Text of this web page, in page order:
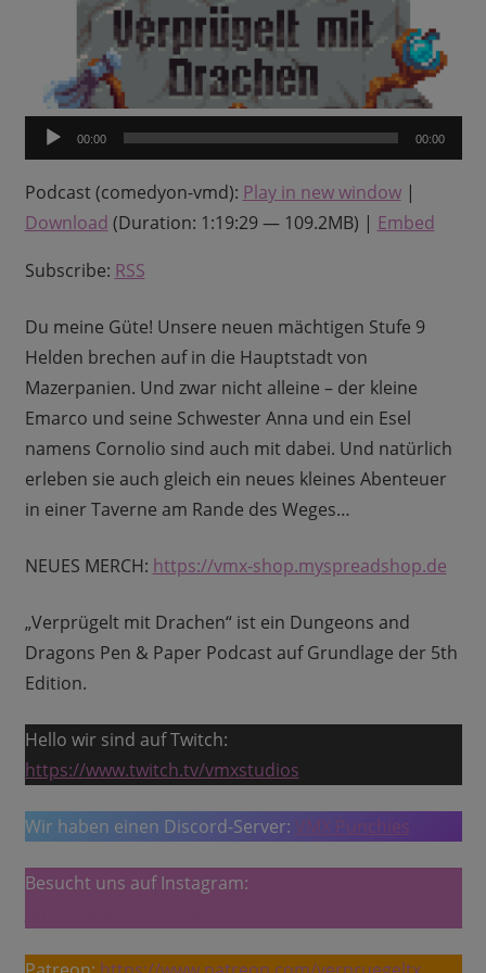
Audio-
Player
00:00 00:00
Podcast (comedyon-vmd): Play in new window|
Download (Duration: 1:19:29 — 109.2MB) | Embed
Subscribe: RSS
Du meine Güte! Unsere neuen mächtigen Stufe 9
Helden brechen auf in die Hauptstadt von
Mazerpanien. Und zwar nicht alleine – der kleine
Emarco und seine Schwester Anna und ein Esel
namens Cornolio sind auch mit dabei. Und natürlich
erleben sie auch gleich ein neues kleines Abenteuer
in einer Taverne am Rande des Weges…
NEUES MERCH: https://vmx-shop.myspreadshop.de
„Verprügelt mit Drachen“ ist ein Dungeons and
Dragons Pen & Paper Podcast auf Grundlage der 5th
Edition.
Hello wir sind auf Twitch:
https://www.twitch.tv/vmxstudios
Wir haben einen Discord-Server: VMX Punchies
Besucht uns auf Instagram: